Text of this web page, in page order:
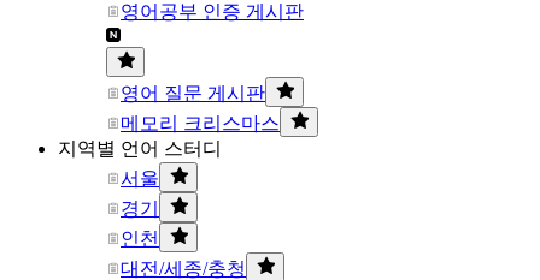
영어공부 인증 게시판
영어 질문 게시판
메모리 크리스마스
지역별 언어 스터디
서울
경기
인천
대전/세종/충청